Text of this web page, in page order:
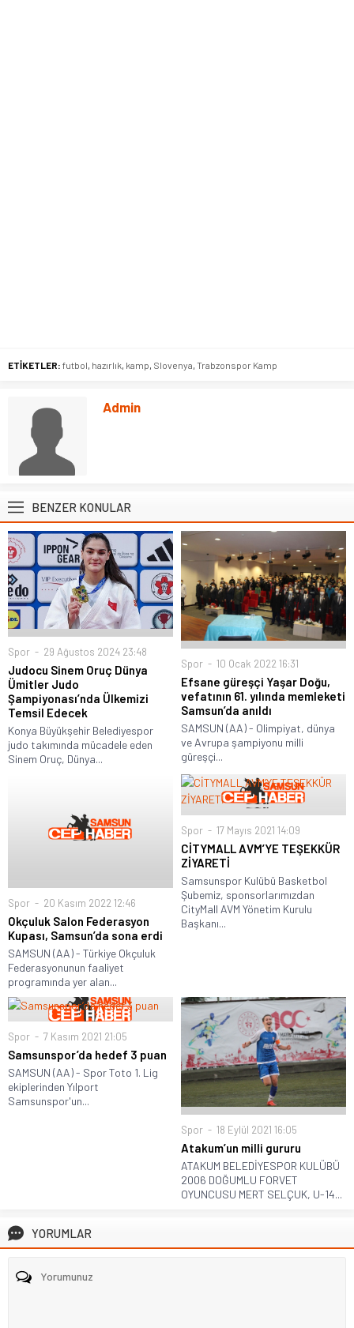
ETİKETLER: futbol hazırlık kamp Slovenya Trabzonspor Kamp
Admin
BENZER KONULAR
Spor 29 Ağustos 2024 23:48
Judocu Sinem Oruç Dünya
Ümitler Judo
Şampiyonası’nda Ülkemizi
Temsil Edecek
Konya Büyükşehir Belediyespor
judo takımında mücadele eden
Sinem Oruç, Dünya...
Spor 10 Ocak 2022 16:31
Efsane güreşçi Yaşar Doğu,
vefatının 61. yılında memleketi
Samsun’da anıldı
SAMSUN (AA) - Olimpiyat, dünya
ve Avrupa şampiyonu milli
güreşçi...
Spor 20 Kasım 2022 12:46
Okçuluk Salon Federasyon
Kupası, Samsun’da sona erdi
SAMSUN (AA) - Türkiye Okçuluk
Federasyonunun faaliyet
programında yer alan...
Spor 17 Mayıs 2021 14:09
CİTYMALL AVM’YE TEŞEKKÜR
ZİYARETİ
Samsunspor Kulübü Basketbol
Şubemiz, sponsorlarımızdan
CityMall AVM Yönetim Kurulu
Başkanı...
Spor 7 Kasım 2021 21:05
Samsunspor’da hedef 3 puan
SAMSUN (AA) - Spor Toto 1. Lig
ekiplerinden Yılport
Samsunspor'un...
Spor 18 Eylül 2021 16:05
Atakum’un milli gururu
ATAKUM BELEDİYESPOR KULÜBÜ
2006 DOĞUMLU FORVET
OYUNCUSU MERT SELÇUK, U-14...
YORUMLAR